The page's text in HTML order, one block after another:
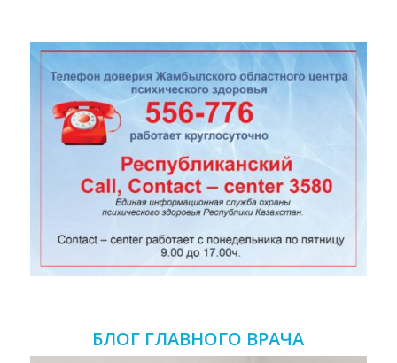
БЛОГ ГЛАВНОГО ВРАЧА